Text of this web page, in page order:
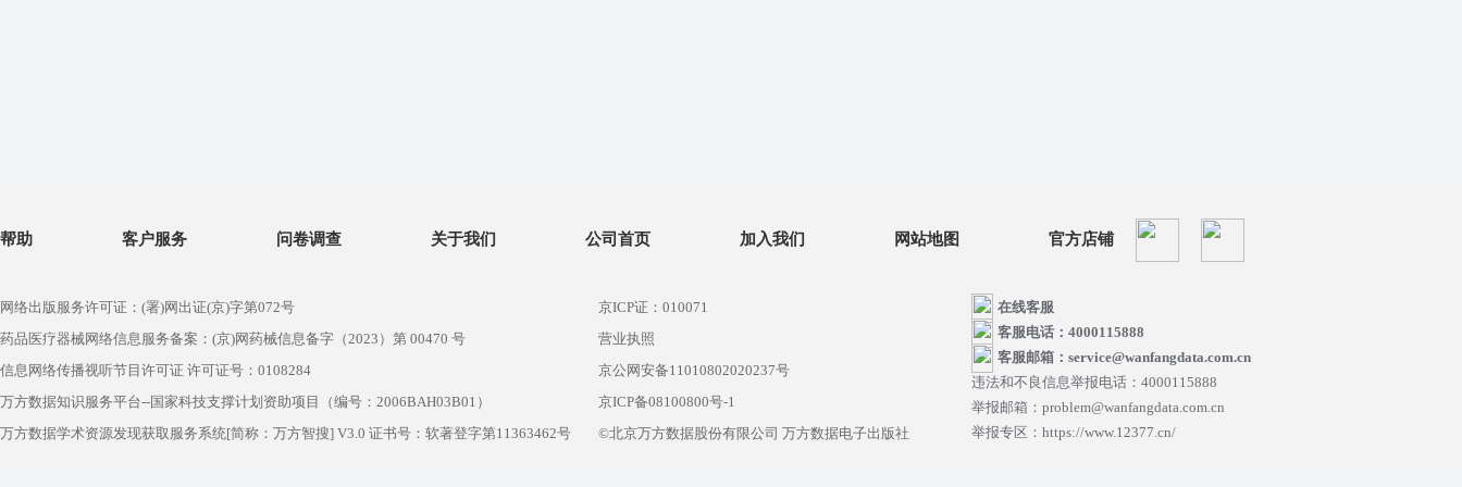
帮助 客户服务 问卷调查 关于我们 公司首页 加入我们 网站地图 官方店铺
网络出版服务许可证：(署)网出证(京)字第072号
药品医疗器械网络信息服务备案：(京)网药械信息备字（2023）第 00470 号
信息网络传播视听节目许可证 许可证号：0108284
万方数据知识服务平台--国家科技支撑计划资助项目（编号：2006BAH03B01）
万方数据学术资源发现获取服务系统[简称：万方智搜] V3.0 证书号：软著登字第11363462号
京ICP证：010071
营业执照
京公网安备11010802020237号
京ICP备08100800号-1
©北京万方数据股份有限公司 万方数据电子出版社
在线客服
客服电话：4000115888
客服邮箱：service@wanfangdata.com.cn
违法和不良信息举报电话：4000115888
举报邮箱：problem@wanfangdata.com.cn
举报专区：https://www.12377.cn/